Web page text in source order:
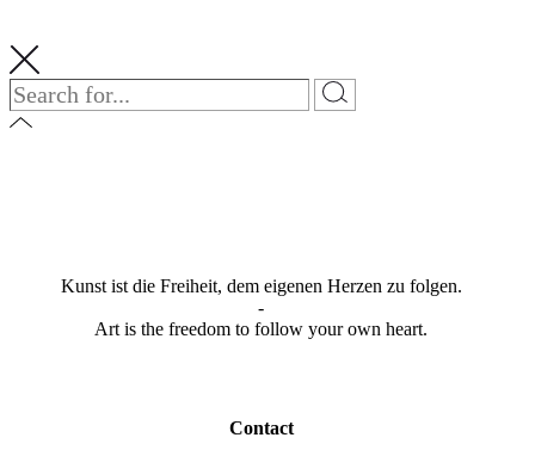
Kunst ist die Freiheit, dem eigenen Herzen zu folgen.
-
Art is the freedom to follow your own heart.
Contact